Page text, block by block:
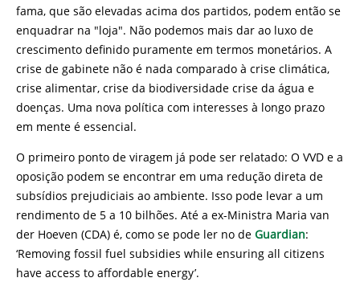
fama, que são elevadas acima dos partidos, podem então se
enquadrar na "loja". Não podemos mais dar ao luxo de
crescimento definido puramente em termos monetários. A
crise de gabinete não é nada comparado à crise climática,
crise alimentar, crise da biodiversidade crise da água e
doenças. Uma nova política com interesses à longo prazo
em mente é essencial.
O primeiro ponto de viragem já pode ser relatado: O VVD e a
oposição podem se encontrar em uma redução direta de
subsídios prejudiciais ao ambiente. Isso pode levar a um
rendimento de 5 a 10 bilhões. Até a ex-Ministra Maria van
der Hoeven (CDA) é, como se pode ler no de Guardian:
‘Removing fossil fuel subsidies while ensuring all citizens
have access to affordable energy’.